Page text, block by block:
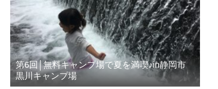
第6回│無料キャンプ場で夏を満喫♪in静岡市
黒川キャンプ場